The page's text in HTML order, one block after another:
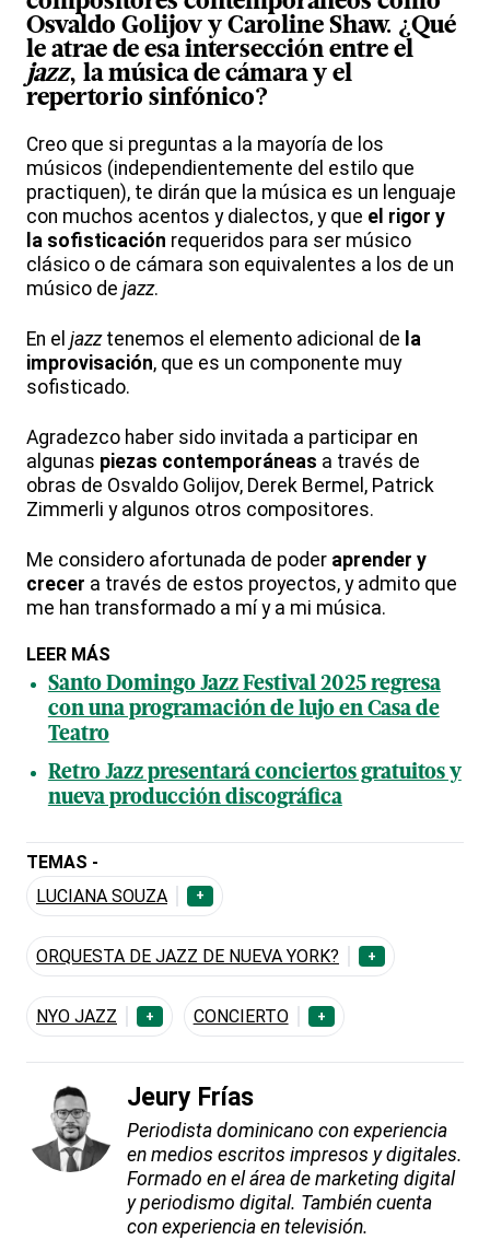
Osvaldo Golijov y Caroline Shaw. ¿Qué
le atrae de esa intersección entre el
jazz, lamúsica de cámaray el
repertorio sinfónico?
Creo que si preguntas a la mayoría de los
músicos (independientemente del estilo que
practiquen), te dirán que la música es un lenguaje
con muchos acentos y dialectos, y que el rigor y
la sofisticación requeridos para ser músico
clásico o de cámara son equivalentes a los de un
músico de jazz.
En el jazztenemos el elemento adicional de la
improvisación, que es un componente muy
sofisticado.
Agradezco haber sido invitada a participar en
algunas piezas contemporáneas a través de
obras de Osvaldo Golijov, Derek Bermel, Patrick
Zimmerli y algunos otros compositores.
Me considero afortunada de poder aprender y
crecer a través de estos proyectos, y admito que
me han transformado a mí y a mi música.
LEER MÁS
Santo Domingo Jazz Festival 2025 regresa
con una programación de lujo en Casa de
Teatro
Retro Jazz presentará conciertos gratuitos y
nueva producción discográfica
TEMAS -
LUCIANA SOUZA
+
ORQUESTA DE JAZZ DE NUEVA YORK? +
NYO JAZZ + CONCIERTO +
Jeury Frías
Periodista dominicano con experiencia
en medios escritos impresos y digitales.
Formado en el área de marketing digital
y periodismo digital. También cuenta
con experiencia en televisión.